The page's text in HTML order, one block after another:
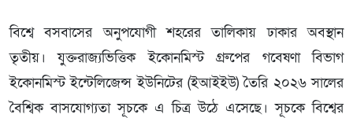
বিশ্বে বসবাসের অনুপযোগী শহরের তালিকায় ঢাকার অবস্থান
তৃতীয়। যুক্তরাজ্যভিত্তিক ইকোনমিস্ট গ্রুপের গবেষণা বিভাগ
ইকোনমিস্ট ইন্টেলিজেন্স ইউনিটের (ইআইইউ) তৈরি ২০২৬ সালের
বৈশ্বিক বাসযোগ্যতা সূচকে এ চিত্র উঠে এসেছে। সূচকে বিশ্বের